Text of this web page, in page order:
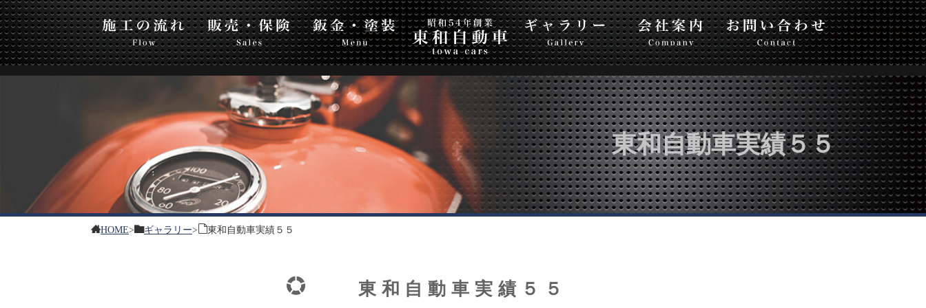
れ 販売・保険 板金・塗装
東和自動車Top Page
ギャラリー 会社案内 お問い合わせ
東和自動車実績５５
HOME> ギャラリー> 東和自動車実績５５
東和自動車実績５５